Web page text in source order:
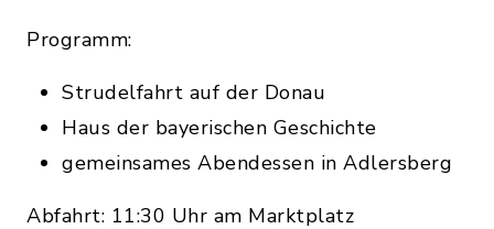
Programm:
Strudelfahrt auf der Donau
Haus der bayerischen Geschichte
gemeinsames Abendessen in Adlersberg
Abfahrt: 11:30 Uhr am Marktplatz